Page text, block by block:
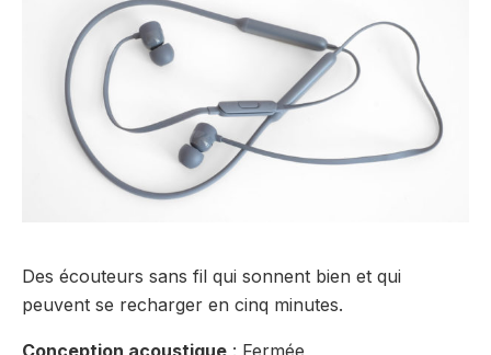
Des écouteurs sans fil qui sonnent bien et qui
peuvent se recharger en cinq minutes.